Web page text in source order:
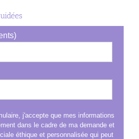
j'accepte que mes informations
dans le cadre de ma demande et
éthique et personnalisée qui peut